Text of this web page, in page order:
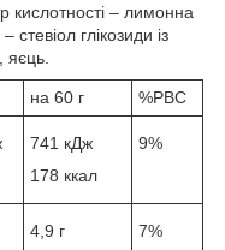
кислотності – лимонна
глікозиди із
яєць.
на 60 г %РВС
741 кДж
178 ккал
9%
4,9 г
7%